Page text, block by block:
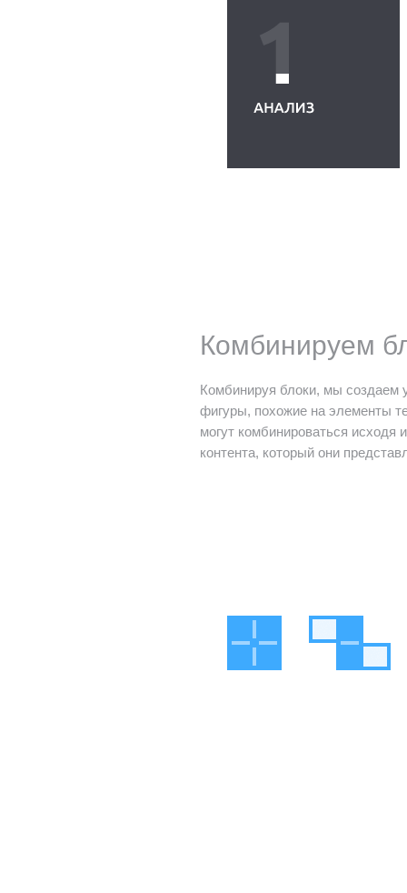
Комбинируем
Комбинируя блоки, мы создаем
фигуры, похожие на элементы
могут комбинироваться исходя
контента, который они